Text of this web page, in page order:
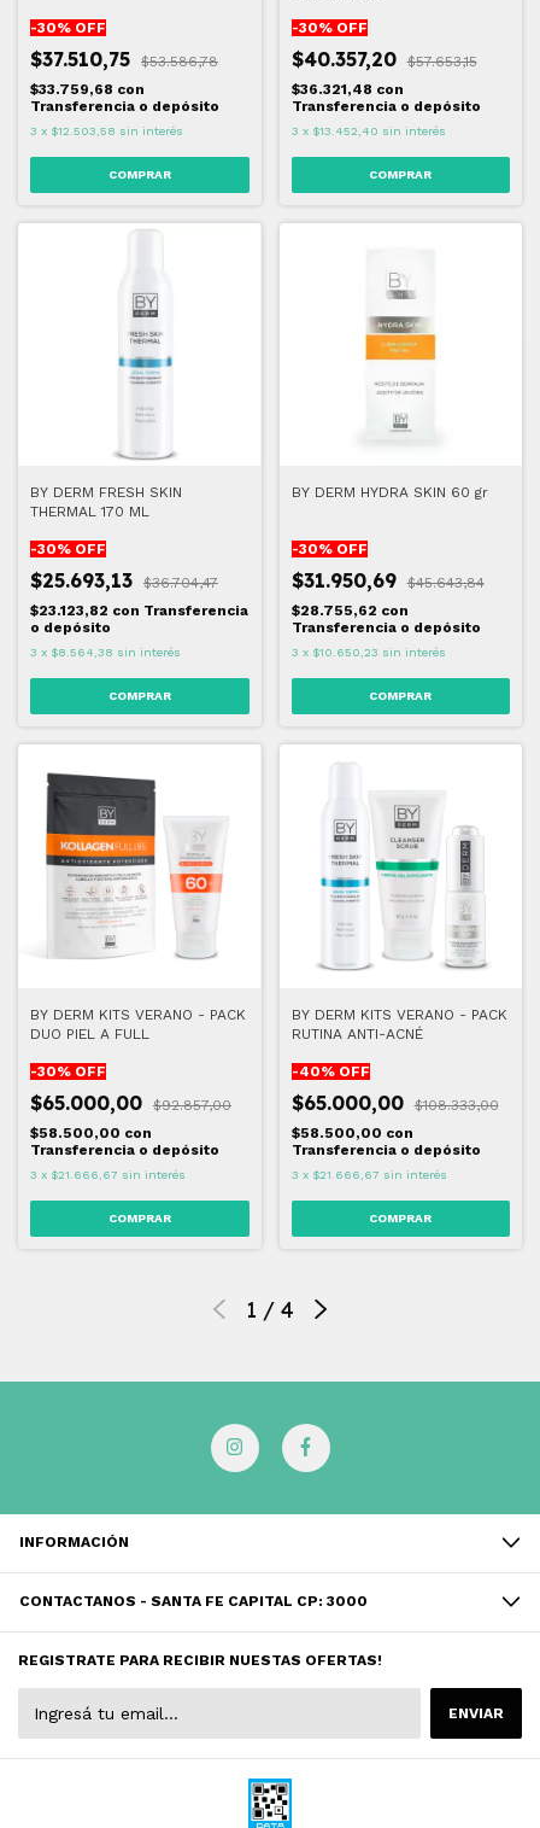
-30% OFF
$37.510,75
$53.586,78
$33.759,68 con
Transferencia o depósito
3 x $12.503,58 sin interés
-30% OFF
$40.357,20
$57.653,15
$36.321,48 con
Transferencia o depósito
3 x $13.452,40 sin interés
BY DERM FRESH SKIN
THERMAL 170 ML
-30% OFF
$25.693,13
$36.704,47
$23.123,82 con Transferencia
o depósito
3 x $8.564,38 sin interés
BY DERM HYDRA SKIN 60 gr
-30% OFF
$31.950,69
$45.643,84
$28.755,62 con
Transferencia o depósito
3 x $10.650,23 sin interés
BY DERM KITS VERANO - PACK
DUO PIEL A FULL
-30% OFF
$65.000,00
$92.857,00
$58.500,00 con
Transferencia o depósito
3 x $21.666,67 sin interés
BY DERM KITS VERANO - PACK
RUTINA ANTI-ACNÉ
-40% OFF
$65.000,00
$108.333,00
$58.500,00 con
Transferencia o depósito
3 x $21.666,67 sin interés
1 / 4
INFORMACIÓN
CONTACTANOS - SANTA FE CAPITAL CP: 3000
REGISTRATE PARA RECIBIR NUESTAS OFERTAS!